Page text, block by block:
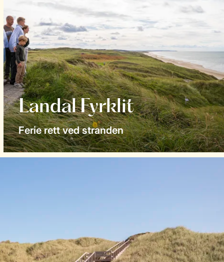
Landal Fyrklit
Ferie rett ved stranden